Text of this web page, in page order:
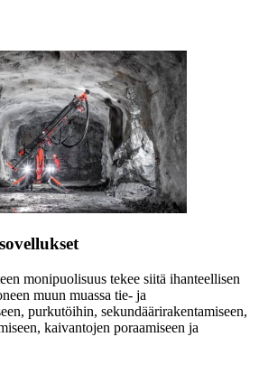
monipuolisuus tekee siitä ihanteellisen
muun muassa tie- ja
purkutöihin, sekundäärirakentamiseen,
kaivantojen poraamiseen ja